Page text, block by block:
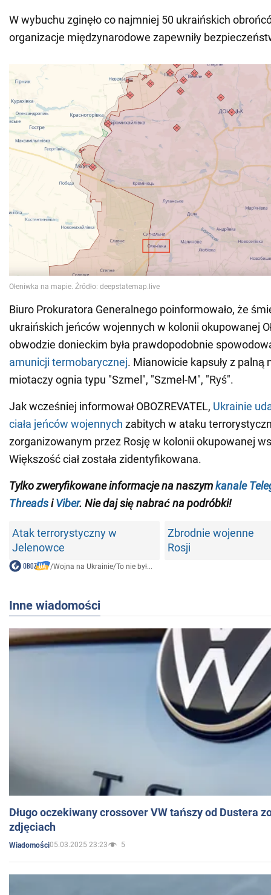
W wybuchu zginęło co najmniej 50 ukraińskich
organizacje międzynarodowe zapewniły
Biuro Prokuratora Generalnego poinformowało, że
ukraińskich jeńców wojennych w kolonii okupowanej
obwodzie donieckim była prawdopodobnie
amunicji termobarycznej. Mianowicie kapsuły z palną
miotaczy ognia typu "Szmel", "Szmel-M", "Ryś".
Jak wcześniej informował OBOZREVATEL, Ukrainie
ciała jeńców wojennych zabitych w ataku
zorganizowanym przez Rosję w kolonii okupowanej
Większość ciał została zidentyfikowana.
Tylko zweryfikowane informacje na naszymkanale
ThreadsiViber. Nie daj się nabrać na podróbki!
Atak terrorystyczny w
Jelenowce
Zbrodnie wojenne
Rosji
/Wojna na Ukrainie/To nie był...
Inne wiadomości
Długo oczekiwany crossover VW tańszy od Dustera
zdjęciach
Wiadomości05.03.2025 23:23 5